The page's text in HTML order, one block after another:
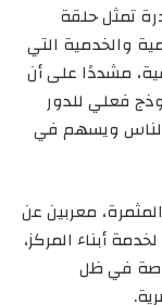
تمثل حلقة
والخدمية التي
مشددًا على أن
فعلي للدور
الناس ويسهم في
معربين عن
أبناء المركز،
في ظل